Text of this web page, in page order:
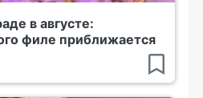
в августе:
филе приближается